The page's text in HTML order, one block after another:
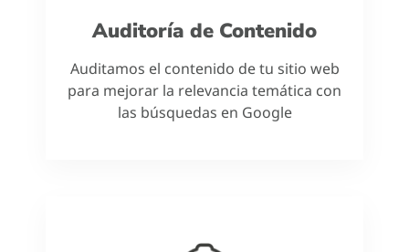
Auditoría de Contenido
Auditamos el contenido de tu sitio web
para mejorar la relevancia temática con
las búsquedas en Google